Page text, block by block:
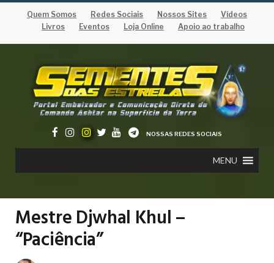
Quem Somos Redes Sociais Nossos Sites
Vídeos
Livros
Eventos Loja Online Apoio ao trabalho
NOSSAS REDES SOCIAIS
MENU
Mestre Djwhal Khul –
“Paciência”